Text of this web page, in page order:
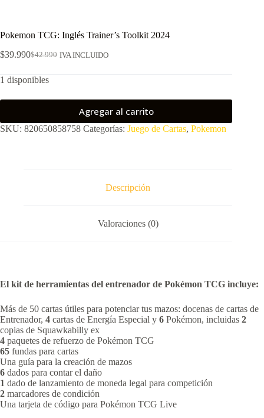
Pokemon TCG: Inglés Trainer’s Toolkit 2024
$42.990
El
original
$42.990.
$39.990El
actual
$39.990.
IVA INCLUIDO
1 disponibles
Agregar al carrito
SKU: 820650858758 Categorías: Juego de Cartas, Pokemon
Descripción
Valoraciones (0)
El kit de herramientas del entrenador de Pokémon TCG incluye:
Más de 50 cartas útiles para potenciar tus mazos: docenas de cartas de
Entrenador, 4 cartas de Energía Especial y 6 Pokémon, incluidas 2
copias de Squawkabilly ex
4 paquetes de refuerzo de Pokémon TCG
65 fundas para cartas
Una guía para la creación de mazos
6 dados para contar el daño
1 dado de lanzamiento de moneda legal para competición
2 marcadores de condición
Una tarjeta de código para Pokémon TCG Live